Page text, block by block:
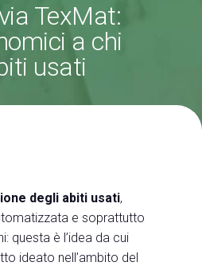
di Rimini
TexMat:
a chi
usati
degli abiti usati,
e soprattutto
questa è l’idea da cui
ideato nell’ambito del